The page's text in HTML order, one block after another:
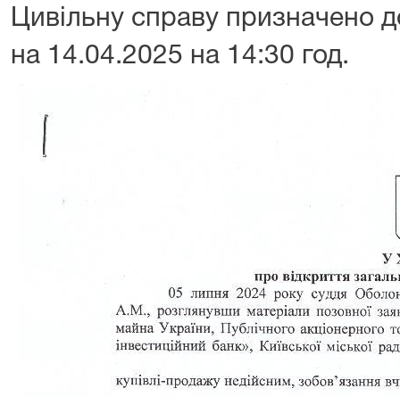
Цивільну справу призначено
на 14.04.2025 на 14:30 год.